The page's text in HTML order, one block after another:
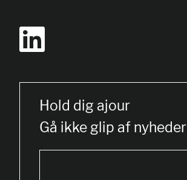
Hold dig ajour
Gå ikke glip af nyheder